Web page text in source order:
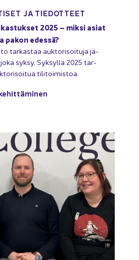
JA TIE­DOT­TEET
2025 – miksi asiat
pakon edes­sä?
tar­kas­taa auk­to­ri­soi­tu­ja jä­
syksy. Syk­syl­lä 2025 tar­
ti­li­toi­mis­toa.